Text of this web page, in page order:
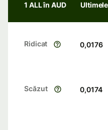
1 ALL în AUD
Ridicat 0,0176
Scăzut 0,0174